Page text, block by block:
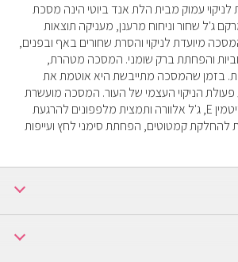
עמוק מבית הלת אנד ביוטי הינה מסכת
ג'ל שחור וניחוח מרענן, מעניקה תוצאות
המסכה מיועדת לניקוי והסרת שחורים באף ובפנים,
והפחתת ברק שומני. המסכה מטהרת,
בזמן שהמסכה מתייבשת היא אוטמת את
פעולת הניקוי העצמי של העור. המסכה מועשרת
במינרלים מים המלח, ויטמין E, ג'ל אלוורה ותמצית מלפפונים להרגעת
להחלקת קמטוטים, הפחתת סימני לחץ ועייפות